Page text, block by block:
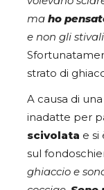
ma ho
e non gli
strato di
A causa di
inadatte per
scivolata e si
sul
ghiaccio e